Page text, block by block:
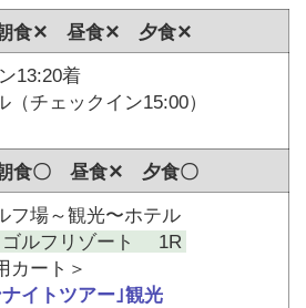
食✕ 昼食✕ 夕食✕
13:20着
チェックイン15:00）
食〇 昼食✕ 夕食〇
場～観光〜ホテル
ゴルフリゾート 1R
カート＞
イトツアー｣観光